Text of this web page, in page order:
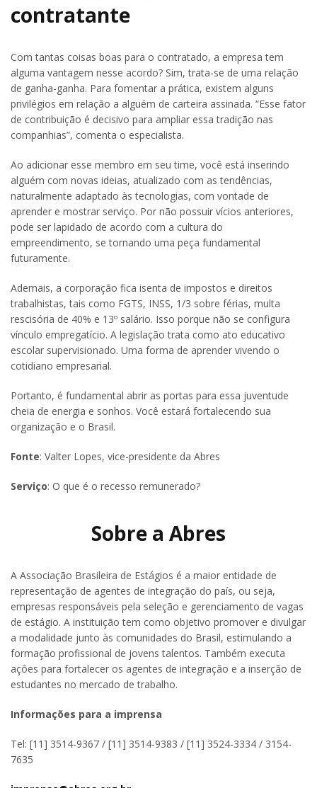
contratante
Com tantas coisas boas para o contratado, a empresa tem
alguma vantagem nesse acordo? Sim, trata-se de uma relação
de ganha-ganha. Para fomentar a prática, existem alguns
privilégios em relação a alguém de carteira assinada. “Esse fator
de contribuição é decisivo para ampliar essa tradição nas
companhias”, comenta o especialista.
Ao adicionar esse membro em seu time, você está inserindo
alguém com novas ideias, atualizado com as tendências,
naturalmente adaptado às tecnologias, com vontade de
aprender e mostrar serviço. Por não possuir vícios anteriores,
pode ser lapidado de acordo com a cultura do
empreendimento, se tornando uma peça fundamental
futuramente.
Ademais, a corporação fica isenta de impostos e direitos
trabalhistas, tais como FGTS, INSS, 1/3 sobre férias, multa
rescisória de 40% e 13º salário. Isso porque não se configura
vínculo empregatício. A legislação trata como ato educativo
escolar supervisionado. Uma forma de aprender vivendo o
cotidiano empresarial.
Portanto, é fundamental abrir as portas para essa juventude
cheia de energia e sonhos. Você estará fortalecendo sua
organização e o Brasil.
Fonte: Valter Lopes, vice-presidente da Abres
Serviço: O que é o recesso remunerado?
Sobre a Abres
A Associação Brasileira de Estágios é a maior entidade de
representação de agentes de integração do país, ou seja,
empresas responsáveis pela seleção e gerenciamento de vagas
de estágio. A instituição tem como objetivo promover e divulgar
a modalidade junto às comunidades do Brasil, estimulando a
formação profissional de jovens talentos. Também executa
ações para fortalecer os agentes de integração e a inserção de
estudantes no mercado de trabalho.
Informações para a imprensa
Tel: [11] 3514-9367 / [11] 3514-9383 / [11] 3524-3334 / 3154-
7635